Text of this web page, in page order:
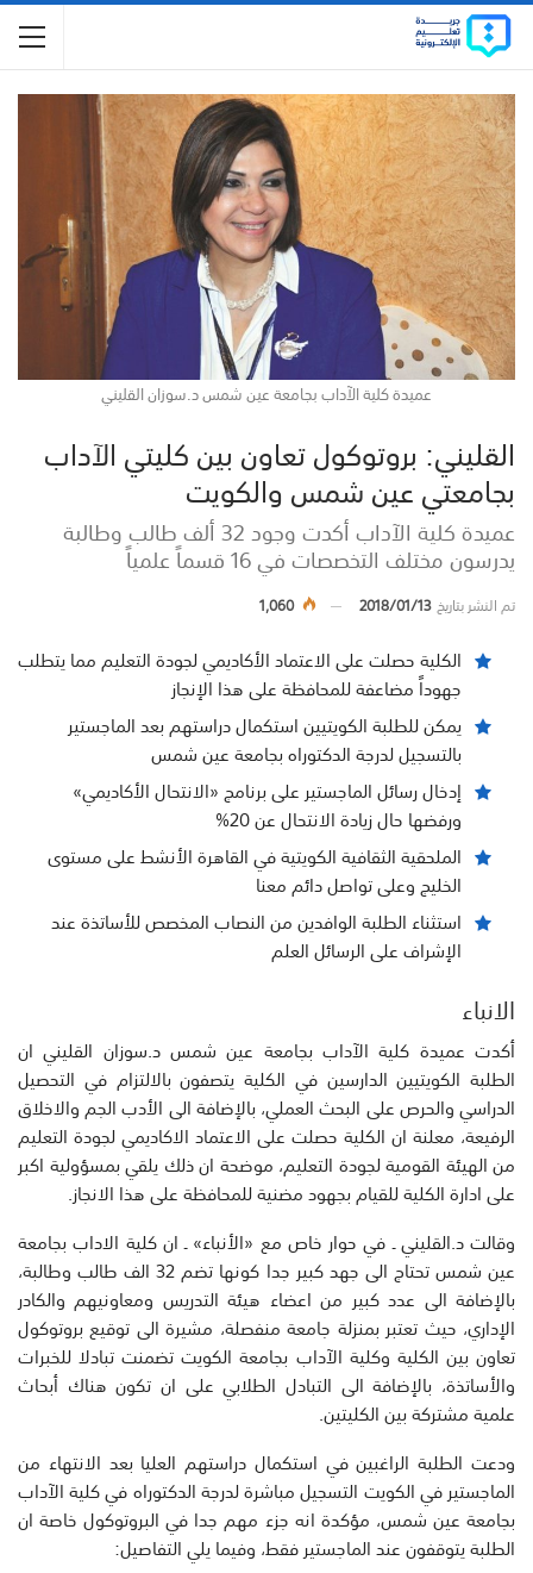
عميدة كلية الآداب بجامعة عين شمس د.سوزان القليني
القليني: بروتوكول تعاون بين كليتي الآداب
بجامعتي عين شمس والكويت
عميدة كلية الآداب أكدت وجود 32 ألف طالب وطالبة
يدرسون مختلف التخصصات في 16 قسماً علمياً
تم النشر بتاريخ2018/01/13
1,060
الكلية حصلت على الاعتماد الأكاديمي لجودة التعليم مما يتطلب
جهوداً مضاعفة للمحافظة على هذا الإنجاز
يمكن للطلبة الكويتيين استكمال دراستهم بعد الماجستير
بالتسجيل لدرجة الدكتوراه ب‍جامعة عين شمس
إدخال رسائل الماجستير على برنامج «الانتحال الأكاديمي»
ورفضها حال زيادة الانتحال عن 20%
الملحقية الثقافية الكويتية في القاهرة الأنشط على مستوى
الخليج وعلى تواصل دائم معنا
استثناء الطلبة الوافدين من النصاب المخصص للأساتذة عند
الإشراف على الرسائل العلم
الانباء
أكدت عميدة كلية الآداب بجامعة عين شمس د.سوزان القليني ان
الطلبة الكويتيين الدارسين في الكلية يتصفون بالالتزام في التحصيل
الدراسي والحرص على البحث العملي، بالإضافة الى الأدب الجم والاخلاق
الرفيعة، معلنة ان الكلية حصلت على الاعتماد الاكاديمي لجودة التعليم
من الهيئة القومية لجودة التعليم، موضحة ان ذلك يلقي بمسؤولية اكبر
على ادارة الكلية للقيام بجهود مضنية للمحافظة على هذا الانجاز.
وقالت د.القليني ـ في حوار خاص مع «الأنباء» ـ ان كلية الاداب بجامعة
عين شمس تحتاج الى جهد كبير جدا كونها تضم 32 الف طالب وطالبة،
بالإضافة الى عدد كبير من اعضاء هيئة التدريس ومعاونيهم والكادر
الإداري، حيث تعتبر بمنزلة جامعة منفصلة، مشيرة الى توقيع بروتوكول
تعاون بين الكلية وكلية الآداب ب‍جامعة الكويت تضمنت تبادلا للخبرات
والأساتذة، بالإضافة الى التبادل الطلابي على ان تكون هناك أبحاث
علمية مشتركة بين الكليتين.
ودعت الطلبة الراغبين في استكمال دراستهم العليا بعد الانتهاء من
الماجستير في الكويت التسجيل مباشرة لدرجة الدكتوراه في كلية الآداب
بجامعة عين شمس، مؤكدة انه جزء مهم جدا في البروتوكول خاصة ان
الطلبة يتوقفون عند الماجستير فقط، وفيما يلي التفاصيل: